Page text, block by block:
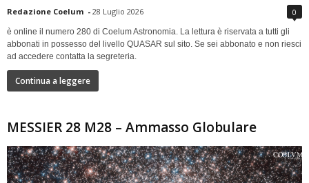
Redazione Coelum - 28 Luglio 2026 0
è online il numero 280 di Coelum Astronomia. La lettura è riservata a tutti gli
abbonati in possesso del livello QUASAR sul sito. Se sei abbonato e non riesci
ad accedere contatta la segreteria.
Continua a leggere
MESSIER 28 M28 – Ammasso Globulare